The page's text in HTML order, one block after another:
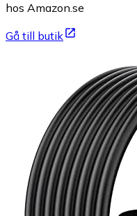
hos Amazon.se
Gå till butik